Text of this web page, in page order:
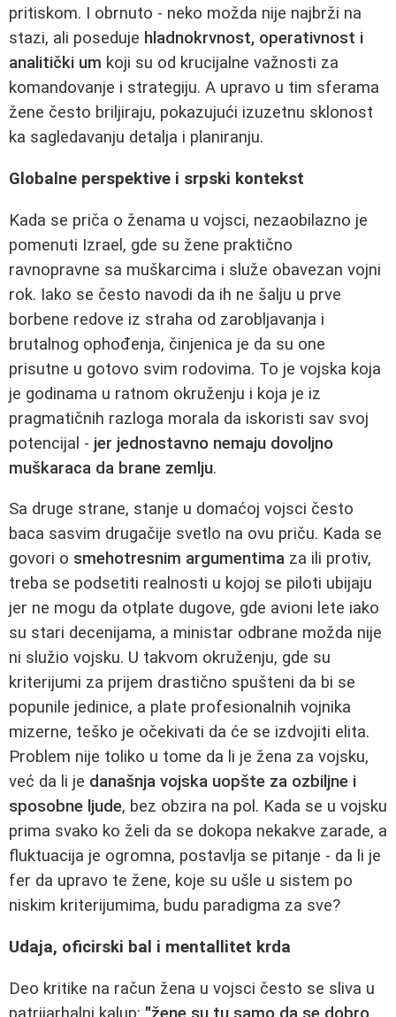
pritiskom. I obrnuto - neko možda nije najbrži na
stazi, ali poseduje hladnokrvnost, operativnost i
analitički um koji su od krucijalne važnosti za
komandovanje i strategiju. A upravo u tim sferama
žene često briljiraju, pokazujući izuzetnu sklonost
ka sagledavanju detalja i planiranju.
Globalne perspektive i srpski kontekst
Kada se priča o ženama u vojsci, nezaobilazno je
pomenuti Izrael, gde su žene praktično
ravnopravne sa muškarcima i služe obavezan vojni
rok. Iako se često navodi da ih ne šalju u prve
borbene redove iz straha od zarobljavanja i
brutalnog ophođenja, činjenica je da su one
prisutne u gotovo svim rodovima. To je vojska koja
je godinama u ratnom okruženju i koja je iz
pragmatičnih razloga morala da iskoristi sav svoj
potencijal - jer jednostavno nemaju dovoljno
muškaraca da brane zemlju.
Sa druge strane, stanje u domaćoj vojsci često
baca sasvim drugačije svetlo na ovu priču. Kada se
govori o smehotresnim argumentima za ili protiv,
treba se podsetiti realnosti u kojoj se piloti ubijaju
jer ne mogu da otplate dugove, gde avioni lete iako
su stari decenijama, a ministar odbrane možda nije
ni služio vojsku. U takvom okruženju, gde su
kriterijumi za prijem drastično spušteni da bi se
popunile jedinice, a plate profesionalnih vojnika
mizerne, teško je očekivati da će se izdvojiti elita.
Problem nije toliko u tome da li je žena za vojsku,
već da li je današnja vojska uopšte za ozbiljne i
sposobne ljude, bez obzira na pol. Kada se u vojsku
prima svako ko želi da se dokopa nekakve zarade, a
fluktuacija je ogromna, postavlja se pitanje - da li je
fer da upravo te žene, koje su ušle u sistem po
niskim kriterijumima, budu paradigma za sve?
Udaja, oficirski bal i mentallitet krda
Deo kritike na račun žena u vojsci često se sliva u
patrijarhalni kalup: "žene su tu samo da se dobro